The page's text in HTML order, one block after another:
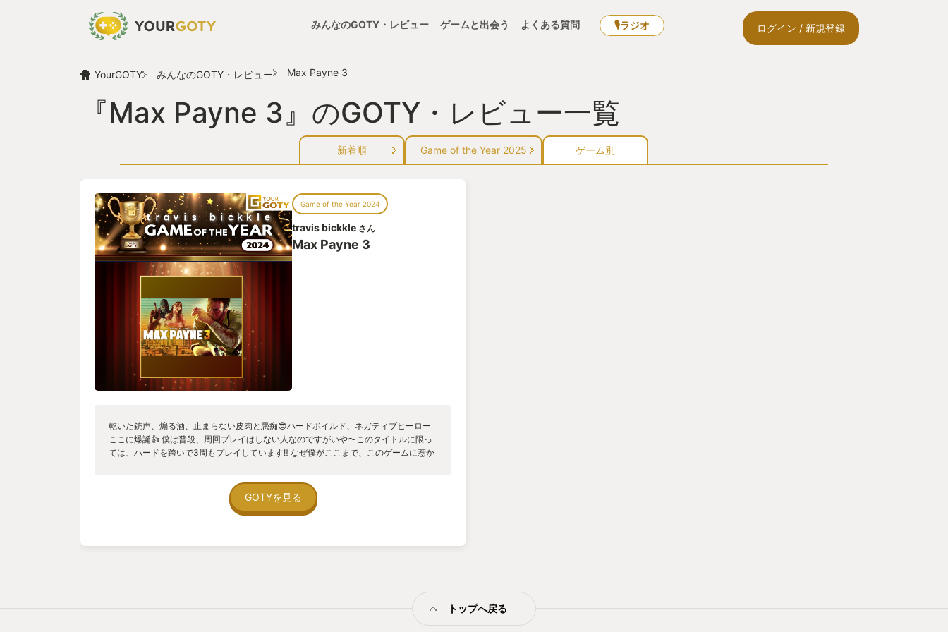
みんなのGOTY・レビュー ゲームと出会う よくある質問 🎙ラジオ ログイン / 新規登録
YourGOTY みんなのGOTY・レビュー Max Payne 3
『Max Payne 3』のGOTY・レビュー一覧
新着順 Game of the Year 2025 ゲーム別
Game of the Year 2024
travis bickkle さん
Max Payne 3
乾いた銃声、煽る酒、止まらない皮肉と愚痴😎ハードボイルド、ネガティブヒーロー
ここに爆誕👍 僕は普段、周回プレイはしない人なのですがいや〜このタイトルに限っ
ては、ハードを跨いで3周もプレイしています‼ なぜ僕がここまで、このゲームに惹か
て、ダークな世界観で描かれる目が離せない色々と生々しいストーリー‼ 陰鬱で危うい
ながらも魅力的な主人公🔥 ゲーム性はありふれているのに、これほどまでにキャラ設
GOTYを見る
トップへ戻る